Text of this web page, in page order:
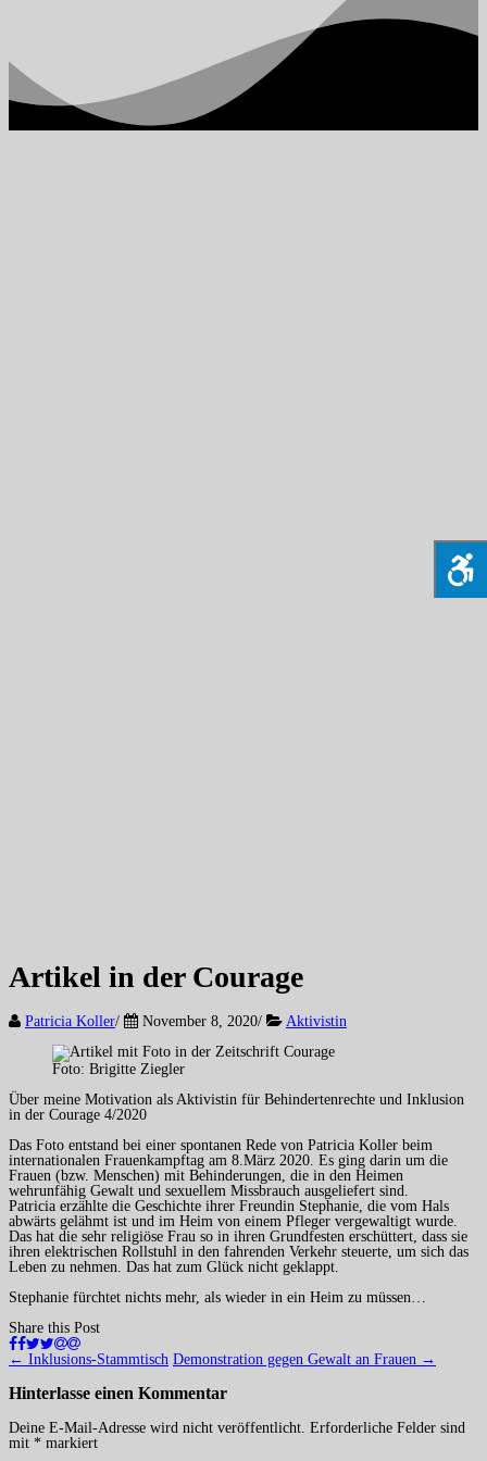
Artikel in der Courage
Patricia Koller/ November 8, 2020/ Aktivistin
Foto: Brigitte Ziegler
Über meine Motivation als Aktivistin für Behindertenrechte und Inklusion
in der Courage 4/2020
Das Foto entstand bei einer spontanen Rede von Patricia Koller beim
internationalen Frauenkampftag am 8.März 2020. Es ging darin um die
Frauen (bzw. Menschen) mit Behinderungen, die in den Heimen
wehrunfähig Gewalt und sexuellem Missbrauch ausgeliefert sind.
Patricia erzählte die Geschichte ihrer Freundin Stephanie, die vom Hals
abwärts gelähmt ist und im Heim von einem Pfleger vergewaltigt wurde.
Das hat die sehr religiöse Frau so in ihren Grundfesten erschüttert, dass sie
ihren elektrischen Rollstuhl in den fahrenden Verkehr steuerte, um sich das
Leben zu nehmen. Das hat zum Glück nicht geklappt.
Stephanie fürchtet nichts mehr, als wieder in ein Heim zu müssen…
Share this Post
Navigation
← Inklusions-Stammtisch Demonstration gegen Gewalt an Frauen →
Hinterlasse einen Kommentar
Deine E-Mail-Adresse wird nicht veröffentlicht. Erforderliche Felder sind
mit * markiert